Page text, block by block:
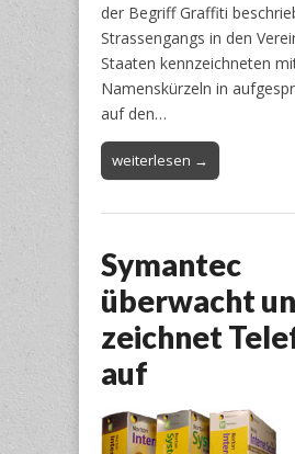
der Begriff Graffiti
Strassengangs in den
Staaten kennzeichneten
Namenskürzeln in
auf den…
weiterlesen →
Symantec
überwacht
zeichnet
auf